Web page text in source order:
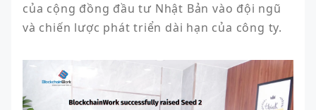
của cộng đồng đầu tư Nhật Bản vào đội ngũ
và chiến lược phát triển dài hạn của công ty.